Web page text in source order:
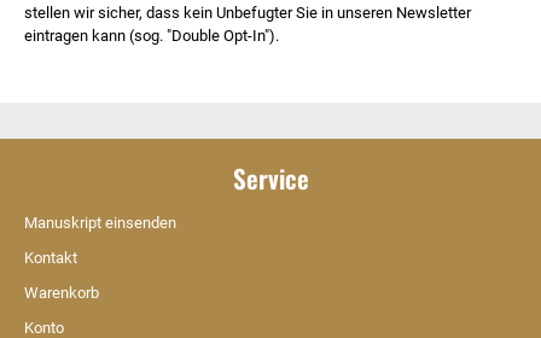
stellen wir sicher, dass kein Unbefugter Sie in unseren Newsletter
eintragen kann (sog. "Double Opt-In").
Service
Manuskript einsenden
Kontakt
Warenkorb
Konto